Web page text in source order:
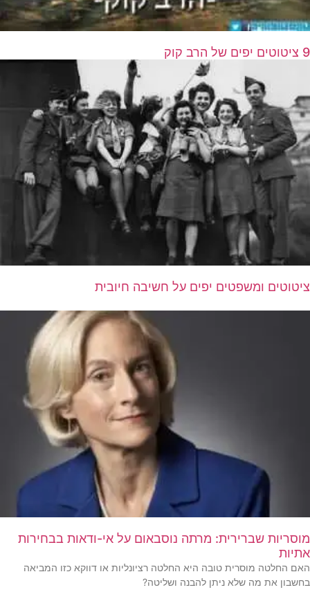
9 ציטוטים יפים של הרב קוק
ציטוטים ומשפטים יפים על חשיבה חיובית
מוסריות שברירית: מרתה נוסבאום על אי-ודאות בבחירות
אתיות
האם החלטה מוסרית טובה היא החלטה רציונליות או דווקא כזו המביאה
בחשבון את מה שלא ניתן להבנה ושליטה?